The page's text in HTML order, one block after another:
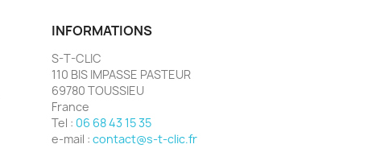
INFORMATIONS
S-T-CLIC
110 BIS IMPASSE PASTEUR
69780 TOUSSIEU
France
Tel : 06 68 43 15 35
e-mail : contact@s-t-clic.fr